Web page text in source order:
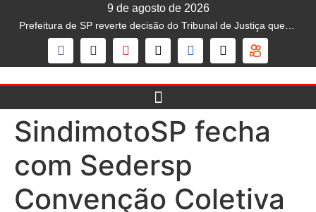
9 de agosto de 2026
SindimotoSP fecha
com Sedersp
Convenção Coletiva